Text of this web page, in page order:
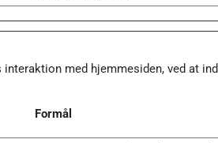
med hjemmesiden, ved at
Formål